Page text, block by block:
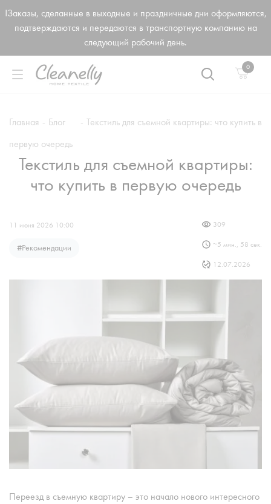
!Заказы, сделанные в выходные и праздничные дни оформляются,
подтверждаются и передаются в транспортную компанию на
следующий рабочий день.
0
Главная - Блог - Текстиль для съемной квартиры: что купить в
первую очередь
Текстиль для съемной квартиры:
что купить в первую очередь
11 июня 2026 10:00
#Рекомендации
309
~5 мин., 58 сек.
12.07.2026
Переезд в съемную квартиру – это начало нового интересного